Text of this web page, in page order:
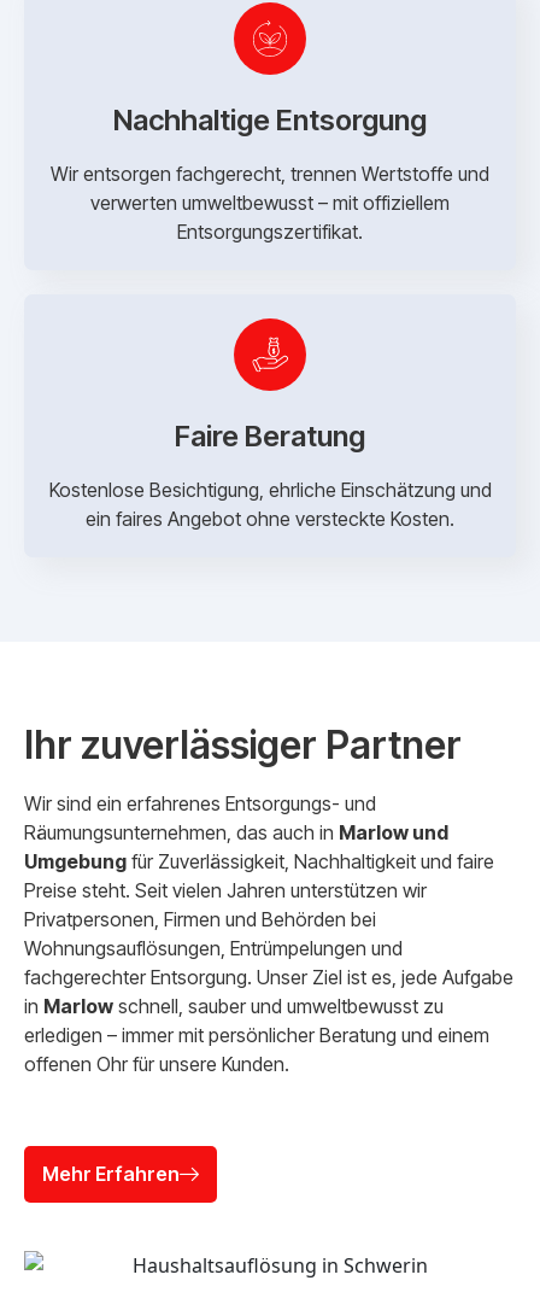
Nachhaltige Entsorgung
Wir entsorgen fachgerecht, trennen Wertstoffe und
verwerten umweltbewusst – mit offiziellem
Entsorgungszertifikat.
Faire Beratung
Kostenlose Besichtigung, ehrliche Einschätzung und
ein faires Angebot ohne versteckte Kosten.
Ihr zuverlässiger Partner
Wir sind ein erfahrenes Entsorgungs- und
Räumungsunternehmen, das auch in Marlow und
Umgebung für Zuverlässigkeit, Nachhaltigkeit und faire
Preise steht. Seit vielen Jahren unterstützen wir
Privatpersonen, Firmen und Behörden bei
Wohnungsauflösungen, Entrümpelungen und
fachgerechter Entsorgung. Unser Ziel ist es, jede Aufgabe
in Marlow schnell, sauber und umweltbewusst zu
erledigen – immer mit persönlicher Beratung und einem
offenen Ohr für unsere Kunden.
Mehr Erfahren